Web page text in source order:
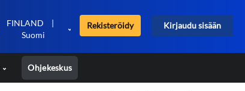
FINLAND
|
Suomi
Rekisteröidy Kirjaudu sisään
Ohjekeskus